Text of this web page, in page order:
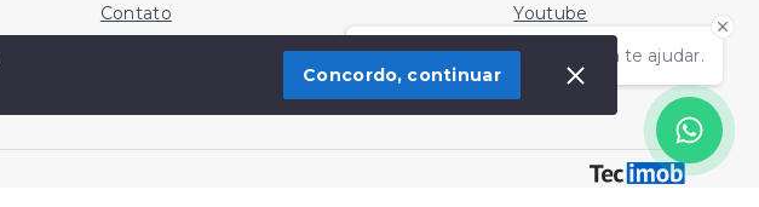
Olá! Estamos disponíveis para te ajudar.
Contato
Youtube
Concordo, continuar